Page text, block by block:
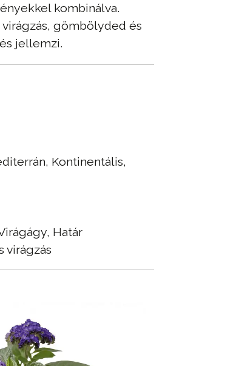
kombinálva.
gömbölyded és
jellemzi.
Kontinentális,
Határ
virágzás